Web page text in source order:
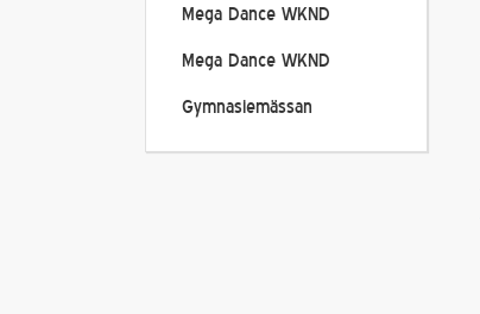
Mega Dance WKND
Mega Dance WKND
Gymnasiemässan